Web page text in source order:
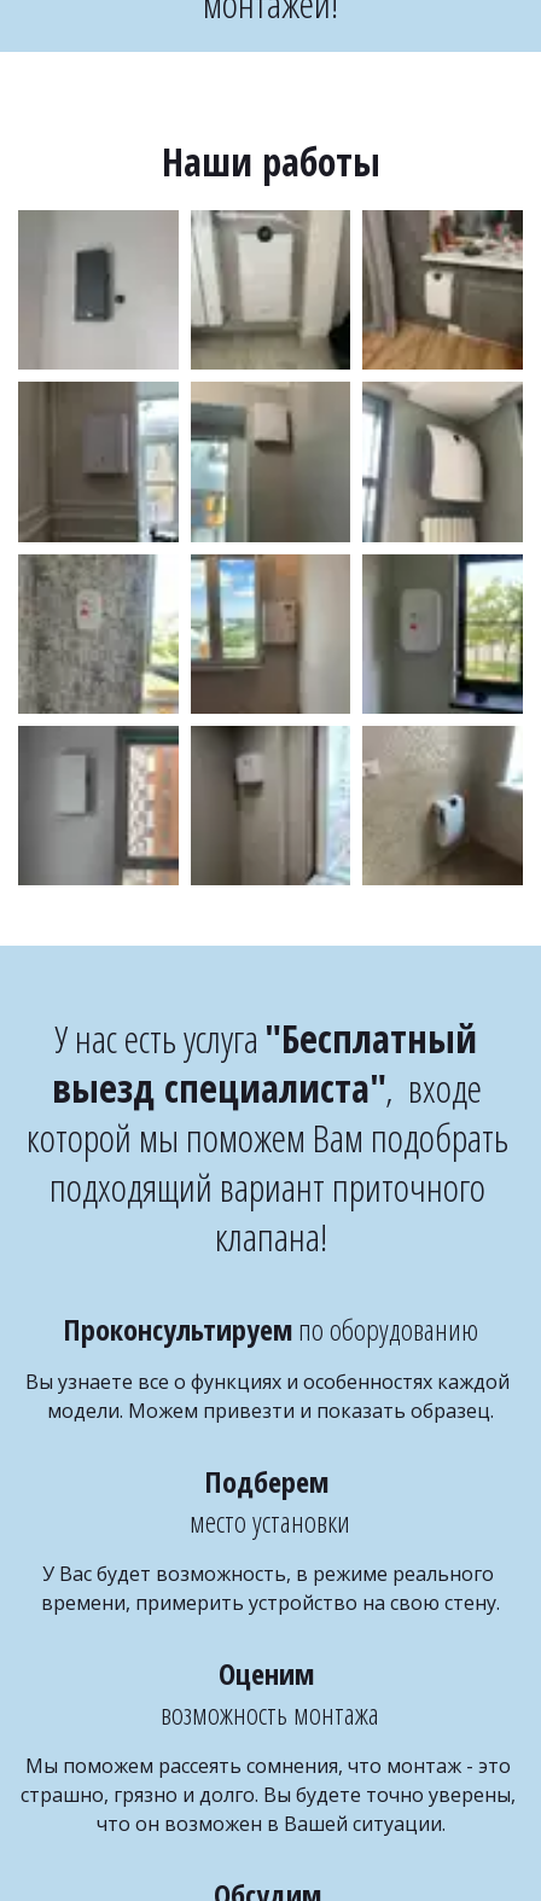
Наши работы
У нас есть услуга "Бесплатный
выезд специалиста",  входе
которой мы поможем Вам подобрать
подходящий вариант приточного
клапана!
Проконсультируем по оборудованию
Вы узнаете все о функциях и особенностях каждой
модели. Можем привезти и показать образец.
место установки
У Вас будет возможность, в режиме реального
времени, примерить устройство на свою стену.
возможность монтажа
Мы поможем рассеять сомнения, что монтаж - это
страшно, грязно и долго. Вы будете точно уверены,
что он возможен в Вашей ситуации.